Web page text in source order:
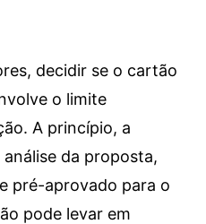
decidir se o cartão
o limite
A princípio, a
da proposta,
pré-aprovado para o
pode levar em